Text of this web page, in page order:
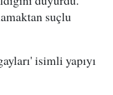
suçlu
isimli yapıyı